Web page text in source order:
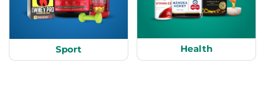
Sport Health